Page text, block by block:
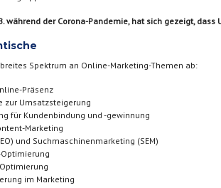
während der Corona-Pandemie, hat sich gezeigt,
Spektrum an Online-Marketing-Themen ab:
Präsenz
zur Umsatzsteigerung
für Kundenbindung und -gewinnung
Marketing
und Suchmaschinenmarketing (SEM)
im Marketing